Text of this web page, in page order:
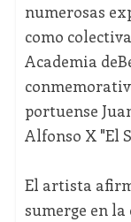
numerosas
como
Academia
portuense
Alfonso X "El
El artista
sumerge en